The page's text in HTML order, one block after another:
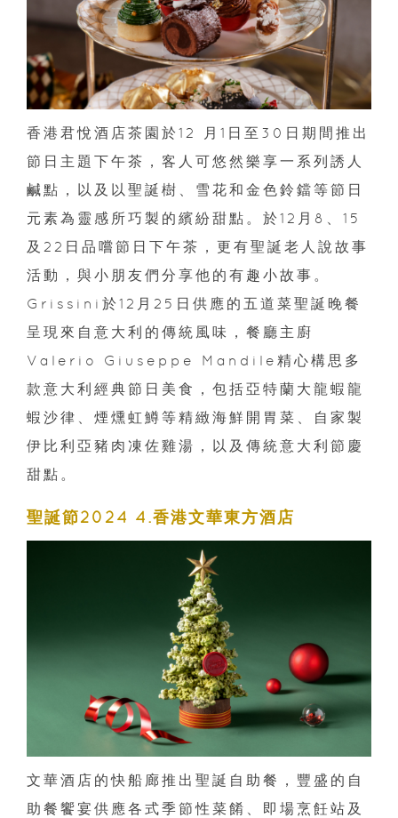
香港君悅酒店茶園於12 月1日至30日期間推出
節日主題下午茶，客人可悠然樂享一系列誘人
鹹點，以及以聖誕樹、雪花和金色鈴鐺等節日
元素為靈感所巧製的繽紛甜點。於12月8、15
及22日品嚐節日下午茶，更有聖誕老人說故事
活動，與小朋友們分享他的有趣小故事。
Grissini於12月25日供應的五道菜聖誕晚餐
呈現來自意大利的傳統風味，餐廳主廚
Valerio Giuseppe Mandile精心構思多
款意大利經典節日美食，包括亞特蘭大龍蝦龍
蝦沙律、煙燻虹鱒等精緻海鮮開胃菜、自家製
伊比利亞豬肉凍佐雞湯，以及傳統意大利節慶
甜點。
聖誕節2024 4.香港文華東方酒店
文華酒店的快船廊推出聖誕自助餐，豐盛的自
助餐饗宴供應各式季節性菜餚、即場烹飪站及